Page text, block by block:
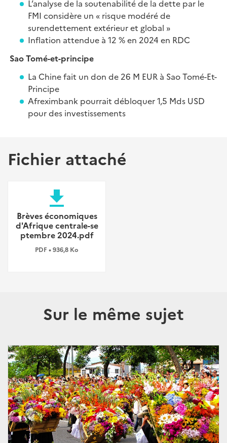
L’analyse de la soutenabilité de la dette par le
FMI considère un « risque modéré de
surendettement extérieur et global »
Inflation attendue à 12 % en 2024 en RDC
Sao Tomé-et-principe
La Chine fait un don de 26 M EUR à Sao Tomé-Et-
Principe
Afreximbank pourrait débloquer 1,5 Mds USD
pour des investissements
Fichier attaché
file_download
Brèves économiques
d'Afrique centrale-se
ptembre 2024.pdf
PDF • 936,8 Ko
Sur le même sujet